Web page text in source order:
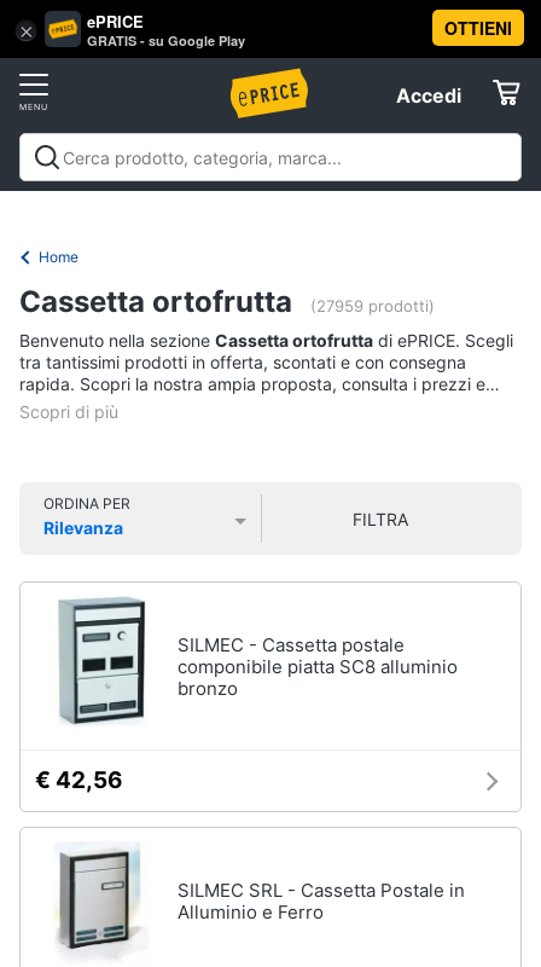
× ePRICE
GRATIS - su Google Play
OTTIENI
Accedi
Accedi
Registrati
Offerte
Informatica
Telefonia
Tv
Cinema
home
Videogiochi
Audio
Clima
Arredo
Brico
Vai
al
Home
Cassetta ortofrutta (27959 prodotti)
Benvenuto nella sezione Cassetta ortofrutta di ePRICE. Scegli
tra tantissimi prodotti in offerta, scontati e con consegna
rapida. Scopri la nostra ampia proposta, consulta i prezzi e
acquista comodamente online.
ORDINA PER
Rilevanza
FILTRA
SILMEC - Cassetta postale
componibile piatta SC8 alluminio
bronzo
€ 42,56
SILMEC SRL - Cassetta Postale in
Alluminio e Ferro